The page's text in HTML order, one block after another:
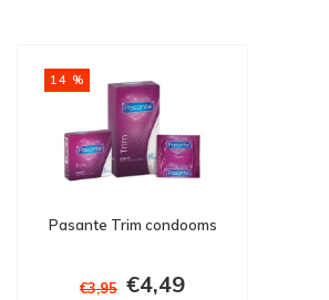
14 %
Pasante Trim condooms
€3,95 €4,49